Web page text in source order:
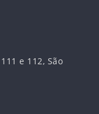
e 112, São